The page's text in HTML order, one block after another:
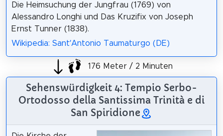
Die Heimsuchung der Jungfrau (1769) von
Alessandro Longhi und Das Kruzifix von Joseph
Ernst Tunner (1838).
Wikipedia: Sant’Antonio Taumaturgo (DE)
176 Meter / 2 Minuten
Sehenswürdigkeit 4: Tempio Serbo-
Ortodosso della Santissima Trinità e di
San Spiridione